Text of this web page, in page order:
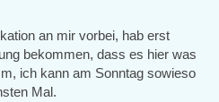
an mir vorbei, hab erst
bekommen, dass es hier was
ich kann am Sonntag sowieso
Mal.